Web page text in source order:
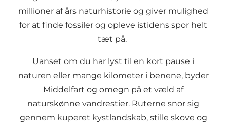
millioner af års naturhistorie og giver mulighed
for at finde fossiler og opleve istidens spor helt
tæt på.
Uanset om du har lyst til en kort pause i
naturen eller mange kilometer i benene, byder
Middelfart og omegn på et væld af
naturskønne vandrestier. Ruterne snor sig
gennem kuperet kystlandskab, stille skove og